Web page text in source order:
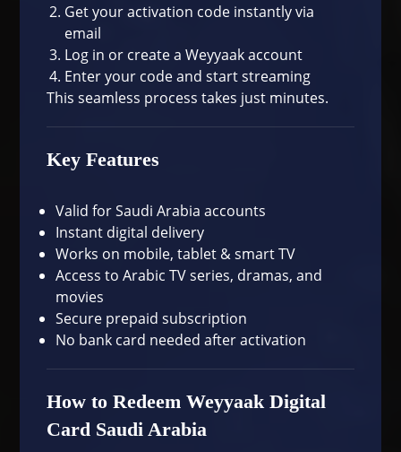
Get your activation code instantly via
email
Log in or create a Weyyaak account
Enter your code and start streaming
This seamless process takes just minutes.
Key Features
Valid for Saudi Arabia accounts
Instant digital delivery
Works on mobile, tablet & smart TV
Access to Arabic TV series, dramas, and
movies
Secure prepaid subscription
No bank card needed after activation
How to Redeem Weyyaak Digital
Card Saudi Arabia